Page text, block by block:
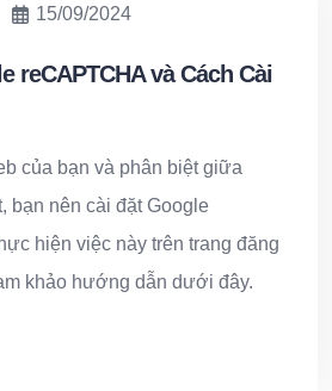
15/09/2024
reCAPTCHA và Cách Cài
của bạn và phân biệt giữa
bạn nên cài đặt Google
hiện việc này trên trang đăng
khảo hướng dẫn dưới đây.